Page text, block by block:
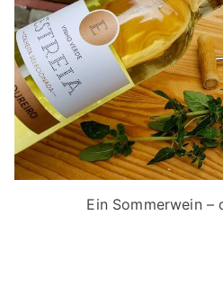
Ein Sommerwein –